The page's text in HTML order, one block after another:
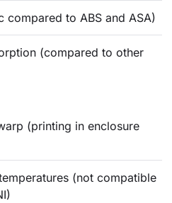
compared to ABS and ASA)
(compared to other
(printing in enclosure
(not compatible